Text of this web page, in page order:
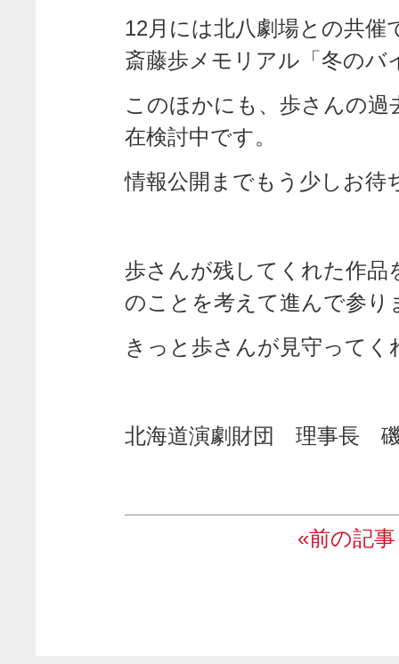
12月には北八劇場との共
斎藤歩メモリアル「冬の
このほかにも、歩さんの
在検討中です。
情報公開までもう少しお待
歩さんが残してくれた作品
のことを考えて進んで参り
きっと歩さんが見守って
北海道演劇財団 理事長
«前の記事